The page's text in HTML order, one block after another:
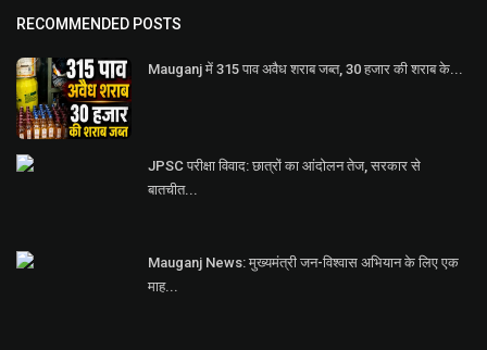
RECOMMENDED POSTS
Mauganj में 315 पाव अवैध शराब जब्त, 30 हजार की शराब के...
JPSC परीक्षा विवाद: छात्रों का आंदोलन तेज, सरकार से
बातचीत...
Mauganj News: मुख्यमंत्री जन-विश्वास अभियान के लिए एक
माह...